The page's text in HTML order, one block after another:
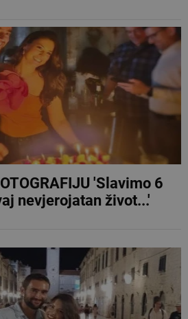
'Slavimo 6
nevjerojatan život...'